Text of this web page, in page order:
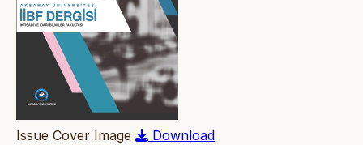
Issue Cover Image
Download